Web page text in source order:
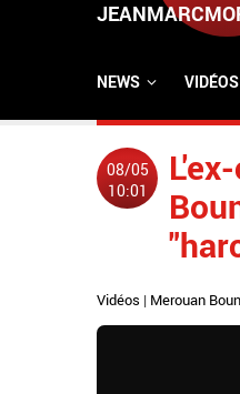
NEWS VIDÉOS
08/05
10:01
Vidéos | Merouan